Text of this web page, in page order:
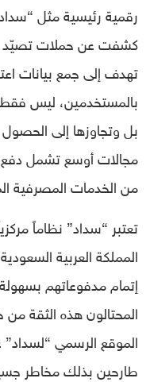
رقمية رئيسية مثل
كشفت عن حملات تصيّد
تهدف إلى جمع بيانات
بالمستخدمين، ليس فقط
بل وتجاوزها إلى
مجالات أوسع تشمل دفع
من الخدمات المصرفية
تعتبر “سداد” نظاماً
المملكة العربية
إتمام مدفوعاتهم
المحتالون هذه الثقة
طارحين بذلك مخاطر